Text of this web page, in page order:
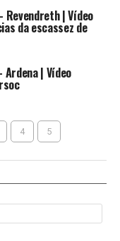
Revendreth | Vídeo
da escassez de
Ardena | Vídeo
4 5